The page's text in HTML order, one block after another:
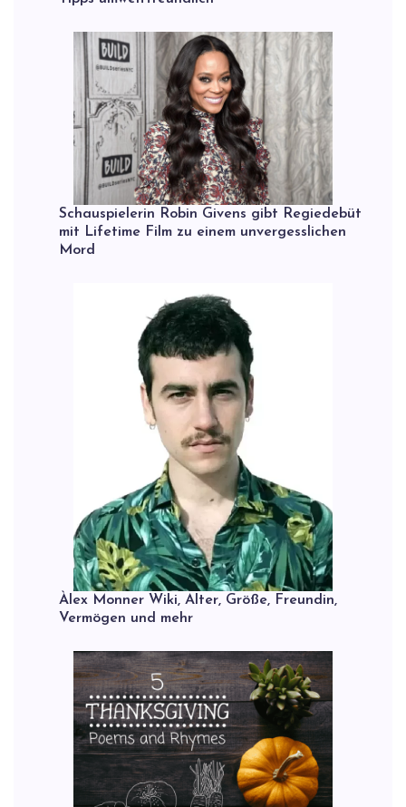
Schauspielerin Robin Givens gibt Regiedebüt
mit Lifetime Film zu einem unvergesslichen
Mord
Àlex Monner Wiki, Alter, Größe, Freundin,
Vermögen und mehr